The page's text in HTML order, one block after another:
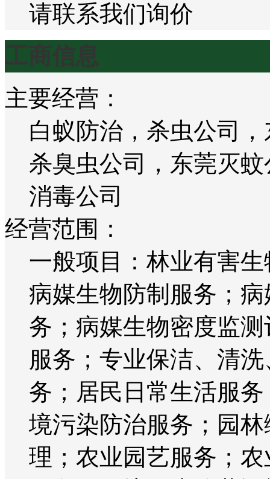
请联系我们询价
工商信息
主要经营：
白蚁防治，杀虫公司
杀臭虫公司，东莞灭
消毒公司
经营范围：
一般项目：林业有害
病媒生物防制服务；
务；病媒生物密度监
服务；专业保洁、清
务；居民日常生活服
境污染防治服务；园
理；农业园艺服务；